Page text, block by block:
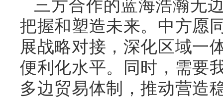
三方合作的蓝海浩瀚无
把握和塑造未来。中方愿
展战略对接，深化区域一
便利化水平。同时，需要
多边贸易体制，推动营造